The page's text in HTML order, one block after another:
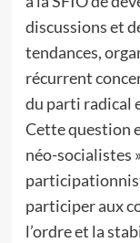
discussions et
tendances,
récurrent
du parti radical
Cette question
néo-socialistes
participer aux
l’ordre et la